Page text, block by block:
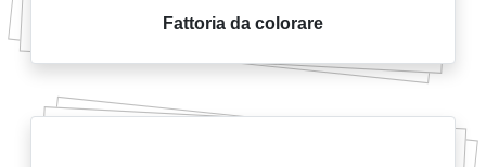
Fattoria da colorare